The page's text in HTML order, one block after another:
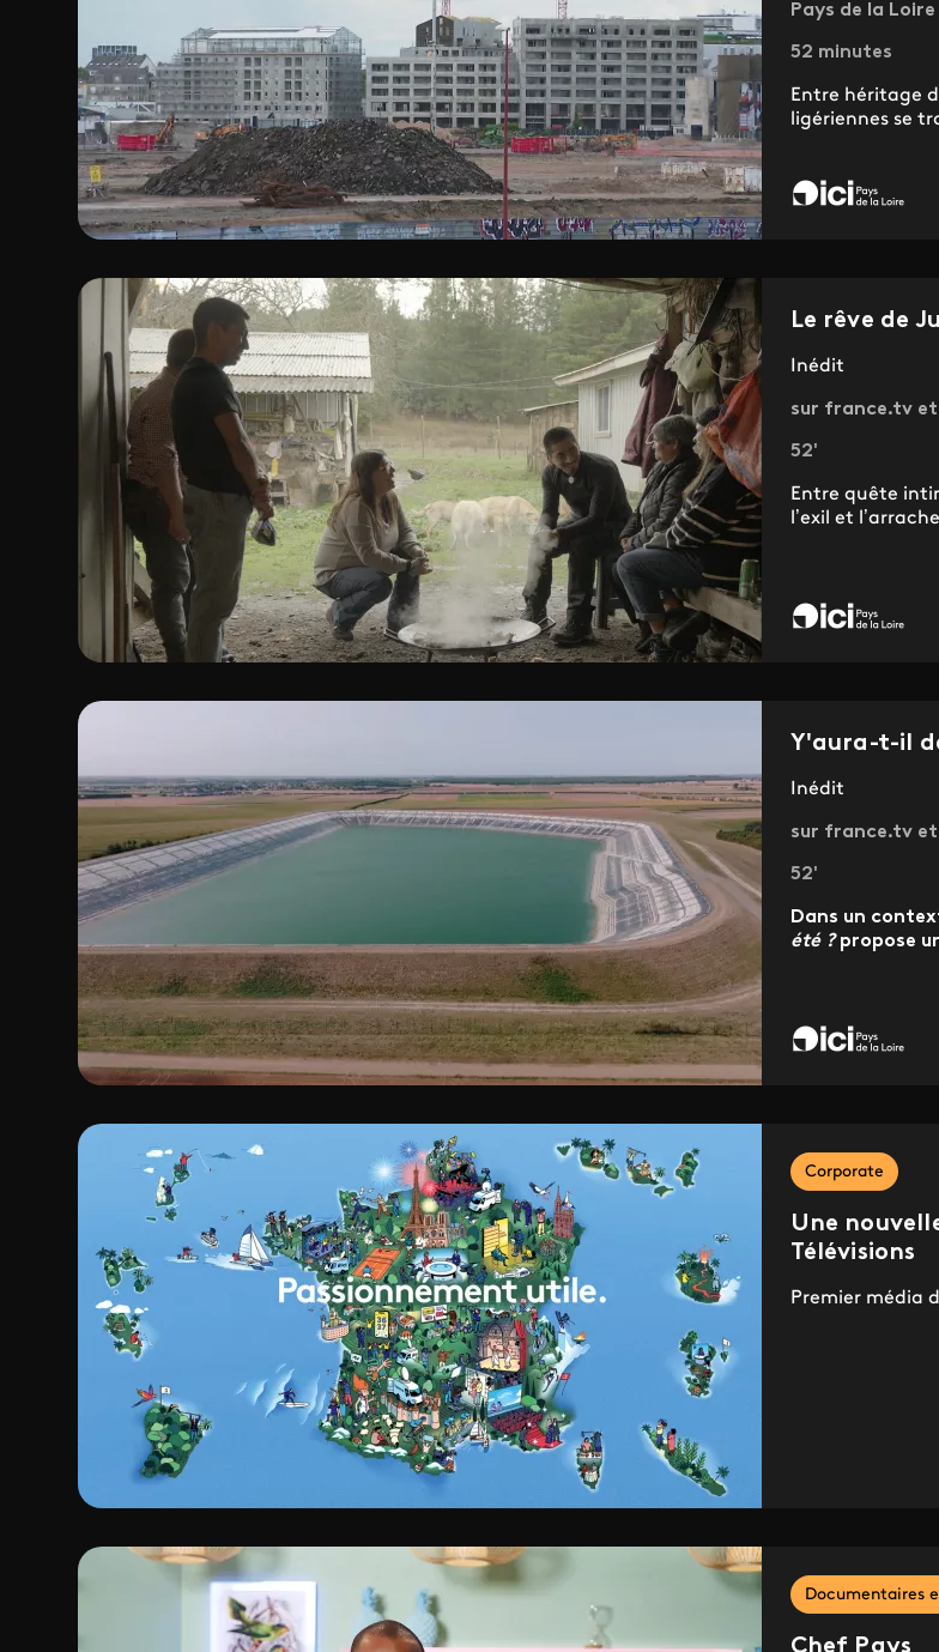
Pays de la Loire
52 minutes
Entre héritage
ligériennes se
Le rêve de
Inédit
sur france.tv et
52'
Entre quête
l’exil et
Y'aura-t-il
Inédit
sur france.tv et
52'
Dans un
été ?propose
Corporate
Une
Télévisions
Premier média
Documentaires